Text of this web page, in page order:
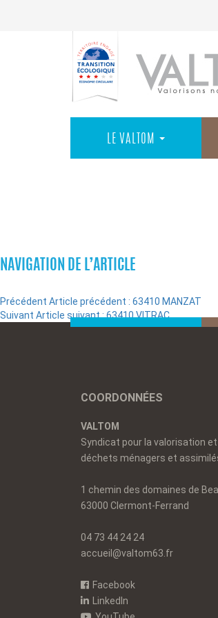
LE VALTOM
NAVIGATION DE L’ARTICLE
Précédent Article précédent : 63410 MANZAT
Suivant Article suivant :63410 VITRAC
COORDONNÉES
VALTOM
Syndicat pour la valorisation
déchets ménagers et
1 chemin des domaines de
63000 Clermont-Ferrand
04 73 44 24 24
accueil@valtom63.fr
Facebook
LinkedIn